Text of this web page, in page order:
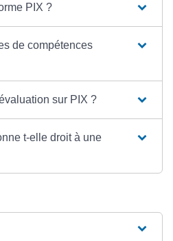
PIX ?
de compétences
sur PIX ?
t-elle droit à une